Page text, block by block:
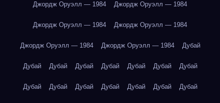
Джордж Оруэлл — 1984 Джордж Оруэлл — 1984
Джордж Оруэлл — 1984 Джордж Оруэлл — 1984
Джордж Оруэлл — 1984 Джордж Оруэлл — 1984 Дубай
Дубай Дубай Дубай Дубай Дубай Дубай Дубай
Дубай Дубай Дубай Дубай Дубай Дубай Дубай